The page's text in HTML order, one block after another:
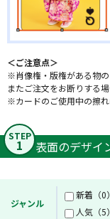
＜ご注意点＞
※肖像権・版権がある物の
またご注文をお断りする場
※カードのご使用中の擦れ
STEP
1 表面のデザイ
ジャンル
新着（0）
人気（5）